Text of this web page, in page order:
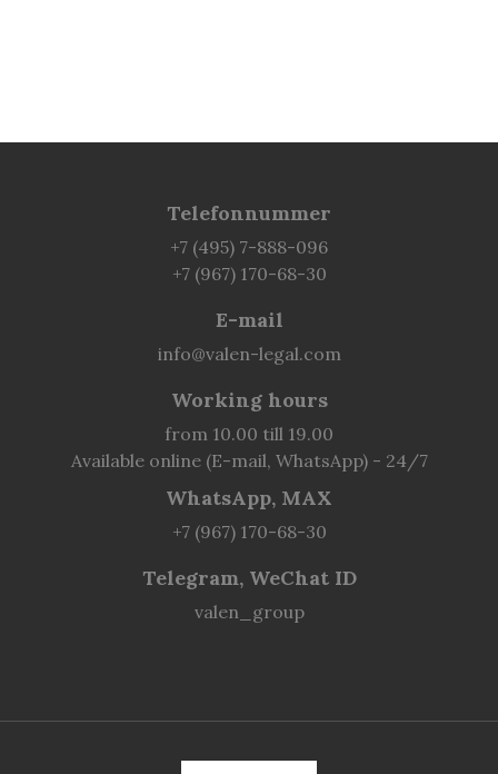
Telefonnummer
+7 (495) 7-888-096
+7 (967) 170-68-30
E-mail
info@valen-legal.com
Working hours
from 10.00 till 19.00
Available online (E-mail, WhatsApp) - 24/7
WhatsApp, MAX
+7 (967) 170-68-30
Telegram, WeChat ID
valen_group